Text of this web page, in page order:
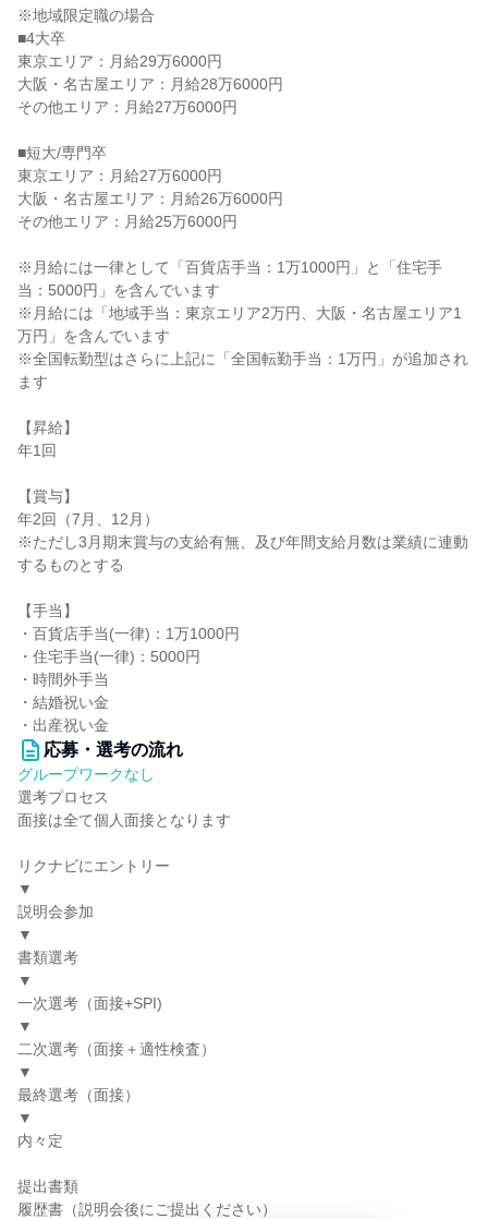
※地域限定職の場合
■4大卒
東京エリア：月給29万6000円
大阪・名古屋エリア：月給28万6000円
その他エリア：月給27万6000円
■短大/専門卒
東京エリア：月給27万6000円
大阪・名古屋エリア：月給26万6000円
その他エリア：月給25万6000円
※月給には一律として「百貨店手当：1万1000円」と「住宅手
当：5000円」を含んでいます
※月給には「地域手当：東京エリア2万円、大阪・名古屋エリア1
万円」を含んでいます
※全国転勤型はさらに上記に「全国転勤手当：1万円」が追加され
ます
【昇給】
年1回
【賞与】
年2回（7月、12月）
※ただし3月期末賞与の支給有無、及び年間支給月数は業績に連動
するものとする
【手当】
・百貨店手当(一律)：1万1000円
・住宅手当(一律)：5000円
・時間外手当
・結婚祝い金
・出産祝い金
応募・選考の流れ
グループワークなし
選考プロセス
面接は全て個人面接となります
リクナビにエントリー
▼
説明会参加
▼
書類選考
▼
一次選考（面接+SPI)
▼
二次選考（面接＋適性検査）
▼
最終選考（面接）
▼
内々定
提出書類
履歴書（説明会後にご提出ください）